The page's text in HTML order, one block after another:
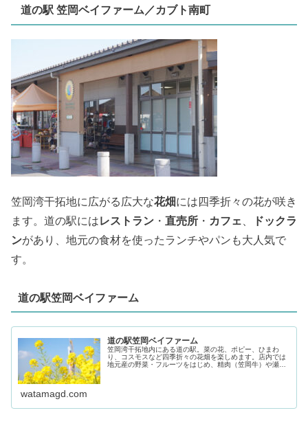
道の駅 笠岡ベイファーム／カブト南町
笠岡湾干拓地に広がる広大な花畑には四季折々の花が咲き
ます。道の駅にはレストラン ・ 直売所 ・ カフェ
ドックラ
ンがあり、地元の食材を使ったランチやパンも大人気で
す。
道の駅笠岡ベイファーム
道の駅笠岡ベイファーム
笠岡湾干拓地内にある道の駅。菜の花、ポピー、ひまわ
り、コスモスなど四季折々の花畑を楽しめます。店内では
地元産の野菜・フルーツをはじめ、精肉（笠岡牛）や瀬戸
watamagd.com